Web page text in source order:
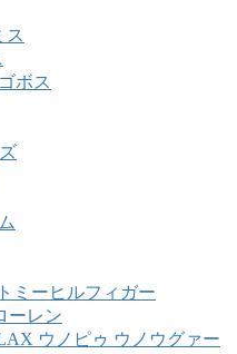
ス
ボス
ミーヒルフィガー
ーレン
ウノピゥ ウノウグァー